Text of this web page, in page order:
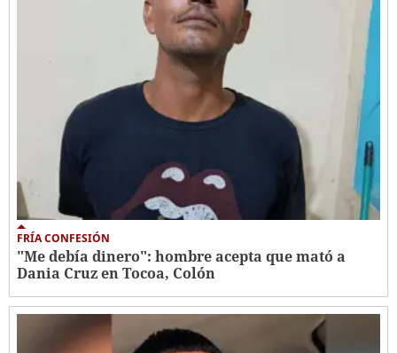
FRÍA CONFESIÓN
"Me debía dinero": hombre acepta que mató a
Dania Cruz en Tocoa, Colón